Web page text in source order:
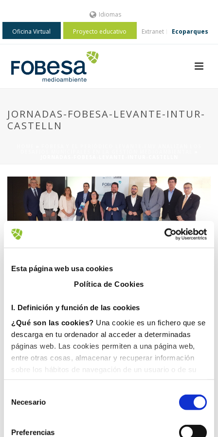
Esta página web usa cookies
Política de Cookies
I. Definición y función de las cookies
¿Qué son las cookies? Una cookie es un fichero que se
descarga en tu ordenador al acceder a determinadas
páginas web. Las cookies permiten a una página web,
entre otras cosas, almacenar y recuperar información
sobre los hábitos de navegación de un usuario o de su
equipo y, dependiendo de la información que contengan y
de la forma en que utilice su equipo, pueden utilizarse
para reconocer al usuario.
1. En función del propietario de la cookie:
Necesario
Preferencias
Idiomas
Oficina Virtual Proyecto educativo Extranet Ecoparques
JORNADAS-FOBESA-LEVANTE-INTUR-
CASTELLN
4 julio, 2018